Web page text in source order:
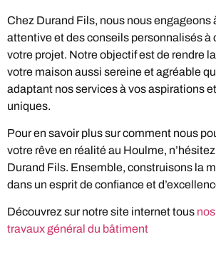
Chez Durand Fils, nous nous engageons
attentive et des conseils personnalisés à
votre projet. Notre objectif est de rendre
votre maison aussi sereine et agréable
adaptant nos services à vos aspirations
uniques.
Pour en savoir plus sur comment nous
votre rêve en réalité au Houlme,
Durand Fils. Ensemble, construisons la
dans un esprit de confiance et
Découvrez sur notre site internet tous
travaux général du bâtiment